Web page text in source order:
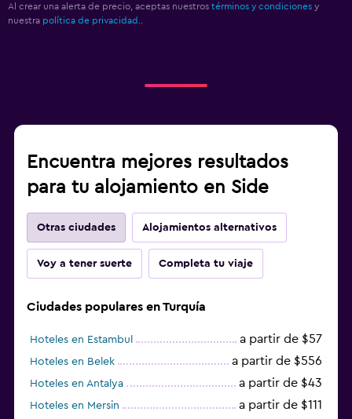
Al crear una alerta de precio, aceptas nuestros términos y condiciones y
nuestra política de privacidad.
Encuentra mejores resultados
para tu alojamiento en Side
Otras ciudades Alojamientos alternativos
Voy a tener suerte Completa tu viaje
Ciudades populares en Turquía
Hoteles en Estambul a partir de $57
Hoteles en Belek a partir de $556
Hoteles en Antalya a partir de $43
Hoteles en Mersin a partir de $111